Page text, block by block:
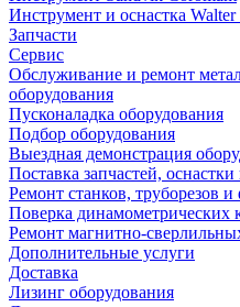
Инструмент и оснастка Walter
Запчасти
Сервис
Обслуживание и ремонт
оборудования
Пусконаладка оборудования
Подбор оборудования
Выездная демонстрация
Поставка запчастей,
Ремонт станков, труборезов и
Поверка динамометрических
Ремонт магнитно-
Дополнительные услуги
Доставка
Лизинг оборудования